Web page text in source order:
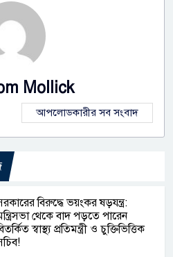
Mollick
আপলোডকারীর সব সংবাদ
বিরুদ্ধে ভয়ংকর ষড়যন্ত্র:
থেকে বাদ পড়তে পারেন
স্বাস্থ্য প্রতিমন্ত্রী ও চুক্তিভিত্তিক